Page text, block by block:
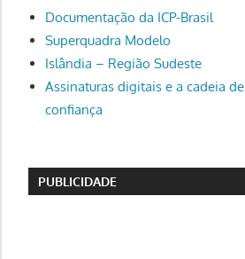
Documentação da ICP-Brasil
Superquadra Modelo
Islândia – Região Sudeste
Assinaturas digitais e a cadeia de
confiança
PUBLICIDADE